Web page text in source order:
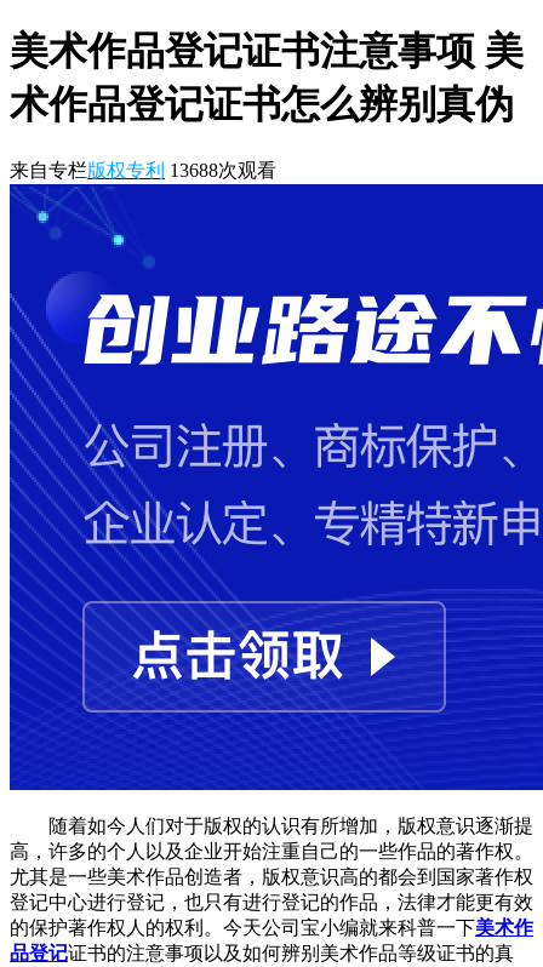
美术作品登记证书注意事项 美
术作品登记证书怎么辨别真伪
来自专栏版权专利 13688次观看
随着如今人们对于版权的认识有所增加，版权意识逐渐提
高，许多的个人以及企业开始注重自己的一些作品的著作权。
尤其是一些美术作品创造者，版权意识高的都会到国家著作权
登记中心进行登记，也只有进行登记的作品，法律才能更有效
的保护著作权人的权利。今天公司宝小编就来科普一下美术作
品登记证书的注意事项以及如何辨别美术作品等级证书的真